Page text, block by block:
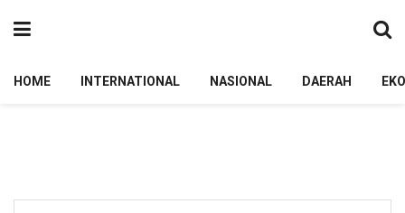
HOME INTERNATIONAL NASIONAL DAERAH